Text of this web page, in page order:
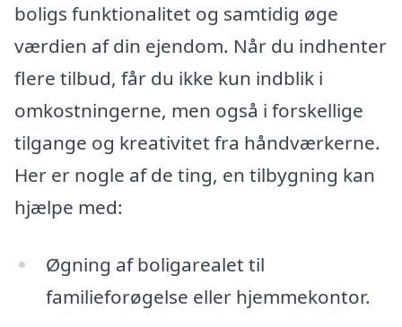
boligs funktionalitet og samtidig øge
værdien af din ejendom. Når du indhenter
flere tilbud, får du ikke kun indblik i
omkostningerne, men også i forskellige
tilgange og kreativitet fra håndværkerne.
Her er nogle af de ting, en tilbygning kan
hjælpe med:
Øgning af boligarealet til
familieforøgelse eller hjemmekontor.